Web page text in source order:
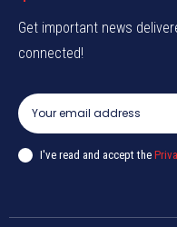
Get important news
connected!
I've read and accept the